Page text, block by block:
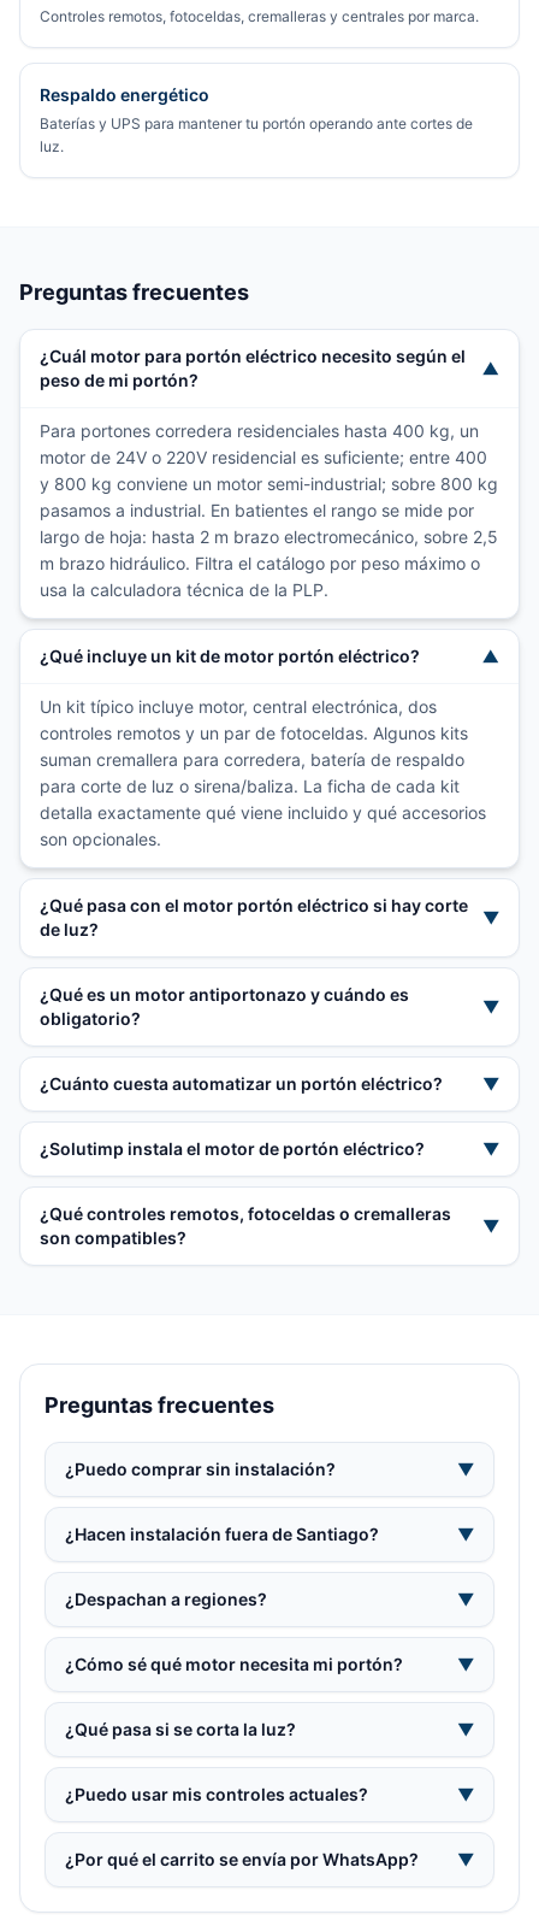
Controles remotos, fotoceldas, cremalleras y centrales por marca.
Respaldo energético
Baterías y UPS para mantener tu portón operando ante cortes de
luz.
Preguntas frecuentes
¿Cuál motor para portón eléctrico necesito según el
peso de mi portón?
▼
Para portones corredera residenciales hasta 400 kg, un
motor de 24V o 220V residencial es suficiente; entre 400
y 800 kg conviene un motor semi-industrial; sobre 800 kg
pasamos a industrial. En batientes el rango se mide por
largo de hoja: hasta 2 m brazo electromecánico, sobre 2,5
m brazo hidráulico. Filtra el catálogo por peso máximo o
usa la calculadora técnica de la PLP.
¿Qué incluye un kit de motor portón eléctrico? ▼
Un kit típico incluye motor, central electrónica, dos
controles remotos y un par de fotoceldas. Algunos kits
suman cremallera para corredera, batería de respaldo
para corte de luz o sirena/baliza. La ficha de cada kit
detalla exactamente qué viene incluido y qué accesorios
son opcionales.
¿Qué pasa con el motor portón eléctrico si hay corte
de luz?
▼
¿Qué es un motor antiportonazo y cuándo es
obligatorio?
▼
¿Cuánto cuesta automatizar un portón eléctrico? ▼
¿Solutimp instala el motor de portón eléctrico? ▼
¿Qué controles remotos, fotoceldas o cremalleras
son compatibles?
▼
Preguntas frecuentes
¿Puedo comprar sin instalación? ▼
¿Hacen instalación fuera de Santiago? ▼
¿Despachan a regiones? ▼
¿Cómo sé qué motor necesita mi portón? ▼
¿Qué pasa si se corta la luz? ▼
¿Puedo usar mis controles actuales? ▼
¿Por qué el carrito se envía por WhatsApp? ▼